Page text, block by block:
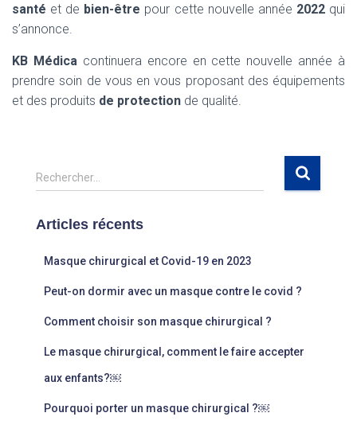
santé et de bien-être pour cette nouvelle année 2022qui
s’annonce.
KB Médica continuera encore en cette nouvelle année à
prendre soin de vous en vous proposant des équipements
et des produits de protection de qualité.
R
e
h
Rechercher…
Articles récents
Masque chirurgical et Covid-19 en 2023
Peut-on dormir avec un masque contre le covid ?
Comment choisir son masque chirurgical ?
Le masque chirurgical, comment le faire accepter
aux enfants?￼
Pourquoi porter un masque chirurgical ?￼